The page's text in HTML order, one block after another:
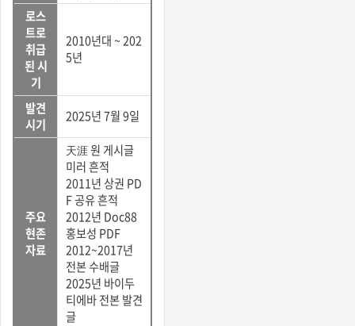
로스
트로
취급
된 시
기
2010년대 ~ 202
5년
발견
시기
2025년 7월 9일
주요
현존
자료
天涯 원 게시글
미러 흔적
2011년 상권 PD
F 공유 흔적
2012년 Doc88
홍보성 PDF
2012~2017년
전본 수배글
2025년 바이두
티에바 전본 발견
글